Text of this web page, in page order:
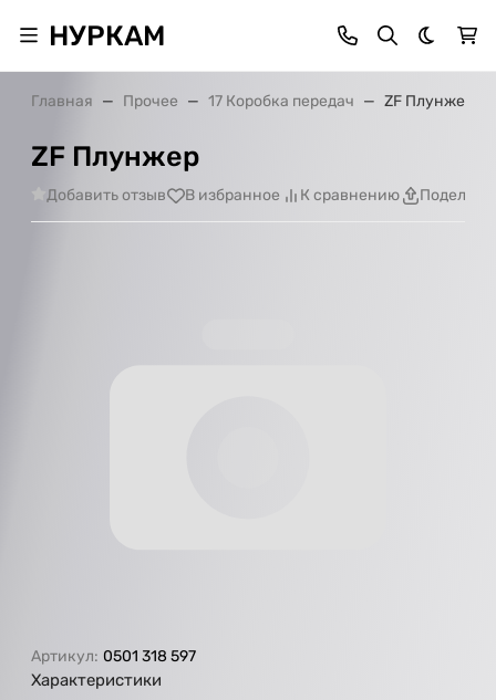
НУРКАМ Темная
Главная Прочее 17 Коробка передач ZF Плунжер
ZF Плунжер
Добавить отзыв В избранное К сравнению
Артикул: 0501 318 597
Характеристики